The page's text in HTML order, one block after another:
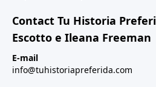
Contact Tu Historia
Escotto e Ileana Freeman
E-mail
info@tuhistoriapreferida.com